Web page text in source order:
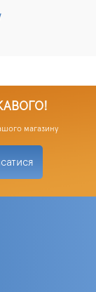
магазину